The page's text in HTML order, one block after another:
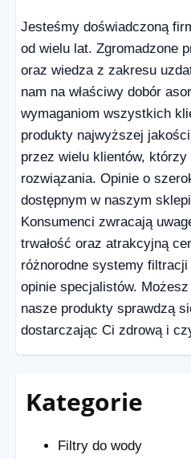
Kategorie
Filtry do wody
Jesteśmy doświadczoną
od wielu lat. Zgromadzone
oraz wiedza z zakresu
nam na właściwy dobór
wymaganiom wszystkich
produkty najwyższej
przez wielu klientów,
rozwiązania. Opinie o
dostępnym w naszym
Konsumenci zwracają
trwałość oraz atrakcyjną
różnorodne systemy
opinie specjalistów.
nasze produkty sprawdzą
dostarczając Ci zdrową i